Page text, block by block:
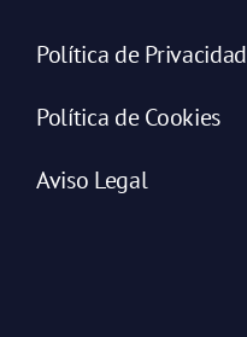
Política de Privacidad
Política de Cookies
Aviso Legal